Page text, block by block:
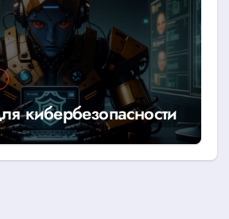
кибербезопасности